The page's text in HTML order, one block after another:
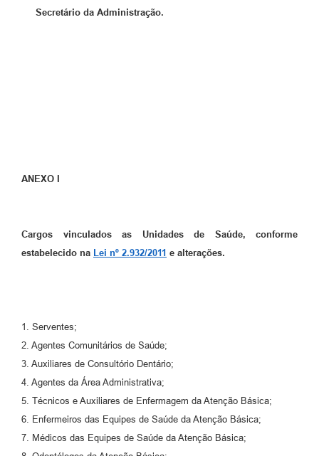
Secretário da Administração.
ANEXO I
Cargos vinculados as Unidades de Saúde, conforme
estabelecido na
Lei nº 2.932/2011 e alterações.
1. Serventes;
2. Agentes Comunitários de Saúde;
3. Auxiliares de Consultório Dentário;
4. Agentes da Área Administrativa;
5. Técnicos e Auxiliares de Enfermagem da Atenção Básica;
6. Enfermeiros das Equipes de Saúde da Atenção Básica;
7. Médicos das Equipes de Saúde da Atenção Básica;